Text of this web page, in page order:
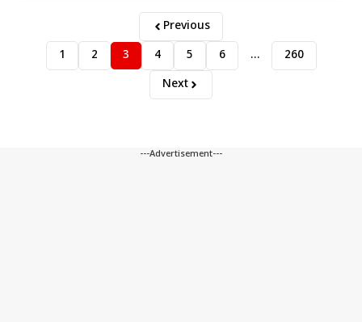
Previous
1
2 3 4 5 6 …
260
Next
---Advertisement---